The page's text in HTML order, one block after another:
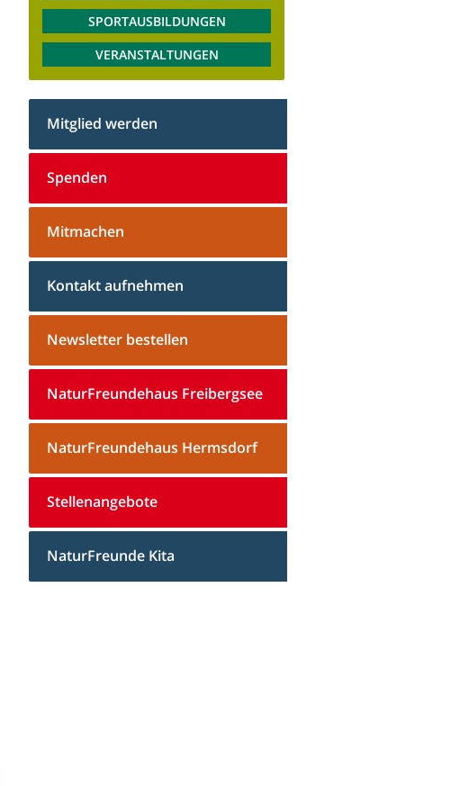
SPORTAUSBILDUNGEN
VERANSTALTUNGEN
Mitglied werden
Spenden
Mitmachen
Kontakt aufnehmen
Newsletter bestellen
NaturFreundehaus Freibergsee
NaturFreundehaus Hermsdorf
Stellenangebote
NaturFreunde Kita